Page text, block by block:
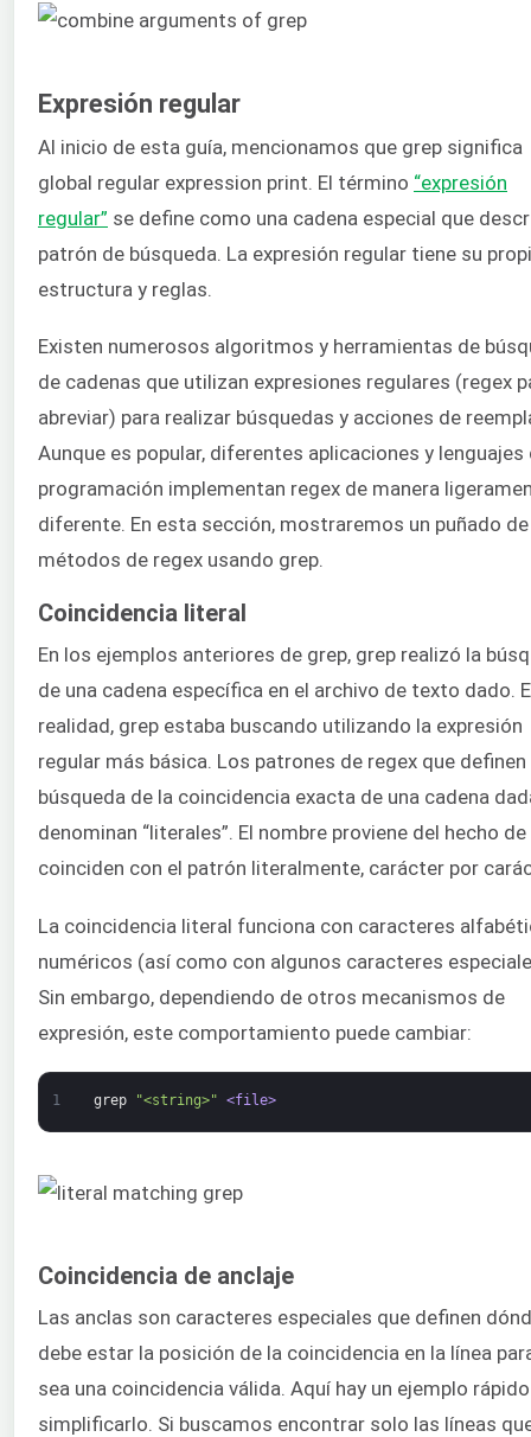
Expresión regular
Al inicio de esta guía, mencionamos que grep significa
global regular expression print. El término “expresión
regular” se define como una cadena especial que
patrón de búsqueda. La expresión regular tiene su
estructura y reglas.
Existen numerosos algoritmos y herramientas de
de cadenas que utilizan expresiones regulares (regex
abreviar) para realizar búsquedas y acciones de
Aunque es popular, diferentes aplicaciones y lenguajes
programación implementan regex de manera
diferente. En esta sección, mostraremos un puñado de
métodos de regex usando grep.
Coincidencia literal
En los ejemplos anteriores de grep, grep realizó la
de una cadena específica en el archivo de texto dado.
realidad, grep estaba buscando utilizando la expresión
regular más básica. Los patrones de regex que definen
búsqueda de la coincidencia exacta de una cadena
denominan “literales”. El nombre proviene del hecho de
coinciden con el patrón literalmente, carácter por
La coincidencia literal funciona con caracteres
numéricos (así como con algunos caracteres
Sin embargo, dependiendo de otros mecanismos de
expresión, este comportamiento puede cambiar:
1 grep "<string>" <file>
Coincidencia de anclaje
Las anclas son caracteres especiales que definen
debe estar la posición de la coincidencia en la línea
sea una coincidencia válida. Aquí hay un ejemplo
simplificarlo. Si buscamos encontrar solo las líneas